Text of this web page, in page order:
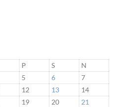
P S
N
5 6
7
12 13
14
19 20
21